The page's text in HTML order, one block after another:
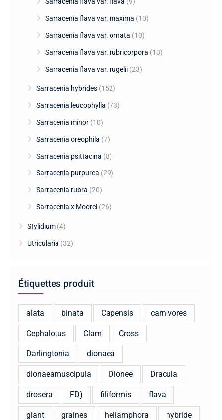
Sarracenia flava var. maxima (10)
Sarracenia flava var. ornata (10)
Sarracenia flava var. rubricorpora (13)
Sarracenia flava var. rugelii (23)
Sarracenia hybrides (152)
Sarracenia leucophylla (73)
Sarracenia minor (10)
Sarracenia oreophila (7)
Sarracenia psittacina (8)
Sarracenia purpurea (29)
Sarracenia rubra (20)
Sarracenia x Moorei (26)
Stylidium (4)
Utricularia (32)
Étiquettes produit
alata binata Capensis carnivores
Cephalotus Clam Cross
Darlingtonia dionaea
dionaeamuscipula Dionee Dracula
drosera FD) filiformis flava
giant graines heliamphora hybride